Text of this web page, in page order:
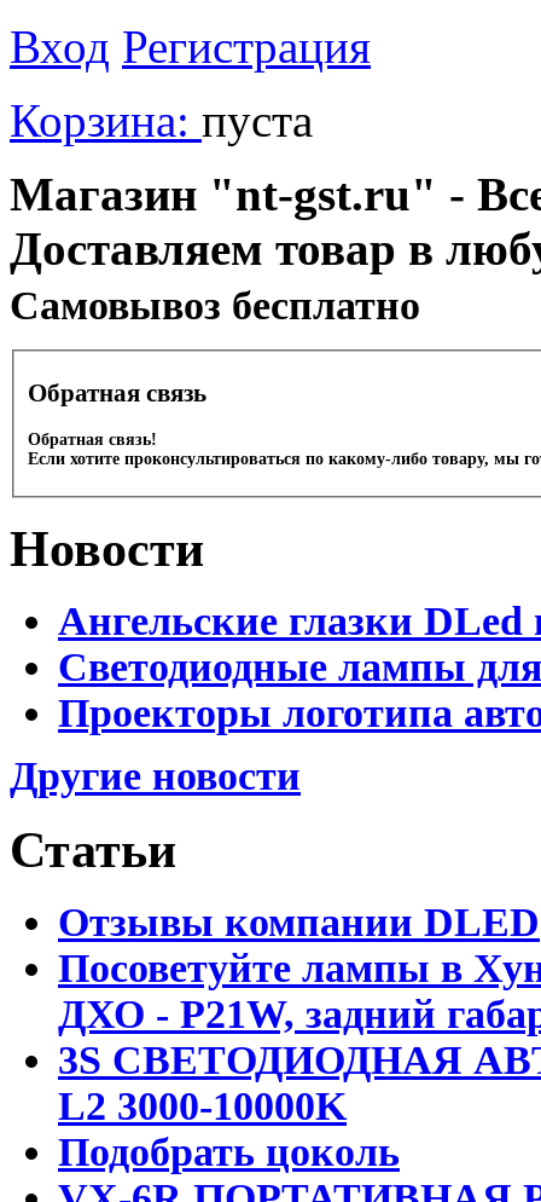
Вход Регистрация
Корзина: пуста
Магазин "nt-gst.ru" -
Доставляем товар в
Cамовывоз бесплатно
Обратная связь
Обратная связь!
Если хотите проконсультироваться по какому-либо товару, мы
Новости
Ангельские глазки DLed
Светодиодные лампы
Проекторы логотипа
Другие новости
Статьи
Отзывы компании DLED
Посоветуйте лампы в
ДХО - P21W, задний
3S СВЕТОДИОДНАЯ
L2 3000-10000K
Подобрать цоколь